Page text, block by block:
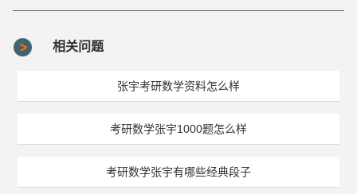
相关问题
张宇考研数学资料怎么样
考研数学张宇1000题怎么样
考研数学张宇有哪些经典段子